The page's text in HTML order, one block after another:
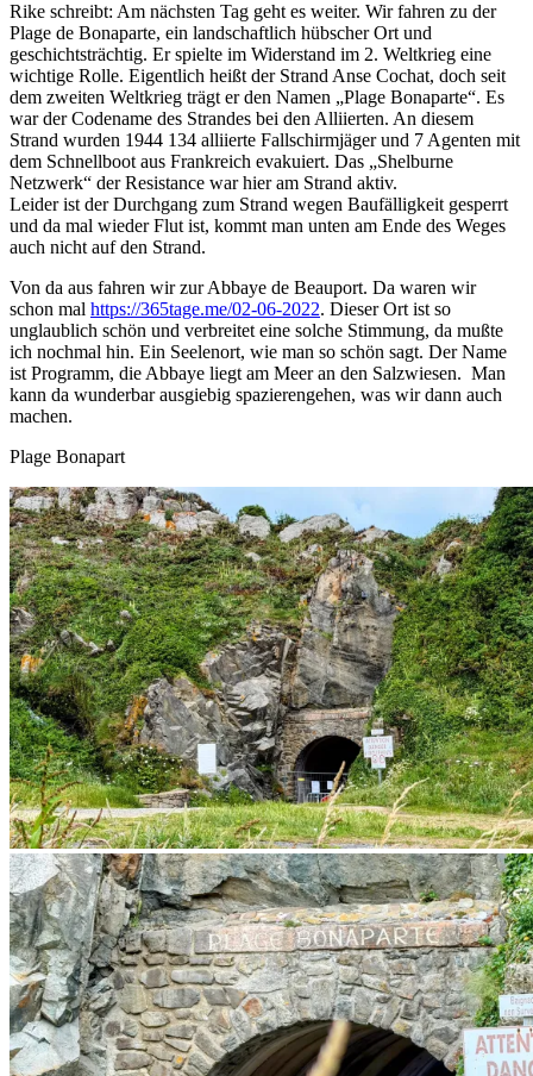
Rike schreibt: Am nächsten Tag geht es weiter. Wir fahren zu der
Plage de Bonaparte, ein landschaftlich hübscher Ort und
geschichtsträchtig. Er spielte im Widerstand im 2. Weltkrieg eine
wichtige Rolle. Eigentlich heißt der Strand Anse Cochat, doch seit
dem zweiten Weltkrieg trägt er den Namen „Plage Bonaparte“. Es
war der Codename des Strandes bei den Alliierten. An diesem
Strand wurden 1944 134 alliierte Fallschirmjäger und 7 Agenten mit
dem Schnellboot aus Frankreich evakuiert. Das „Shelburne
Netzwerk“ der Resistance war hier am Strand aktiv.
Leider ist der Durchgang zum Strand wegen Baufälligkeit gesperrt
und da mal wieder Flut ist, kommt man unten am Ende des Weges
auch nicht auf den Strand.
Von da aus fahren wir zur Abbaye de Beauport. Da waren wir
schon mal https://365tage.me/02-06-2022. Dieser Ort ist so
unglaublich schön und verbreitet eine solche Stimmung, da mußte
ich nochmal hin. Ein Seelenort, wie man so schön sagt. Der Name
ist Programm, die Abbaye liegt am Meer an den Salzwiesen. Man
kann da wunderbar ausgiebig spazierengehen, was wir dann auch
machen.
Plage Bonapart